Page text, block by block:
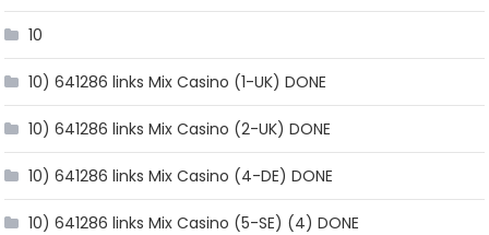
10
10) 641286 links Mix Casino (1-UK) DONE
10) 641286 links Mix Casino (2-UK) DONE
10) 641286 links Mix Casino (4-DE) DONE
10) 641286 links Mix Casino (5-SE) (4) DONE